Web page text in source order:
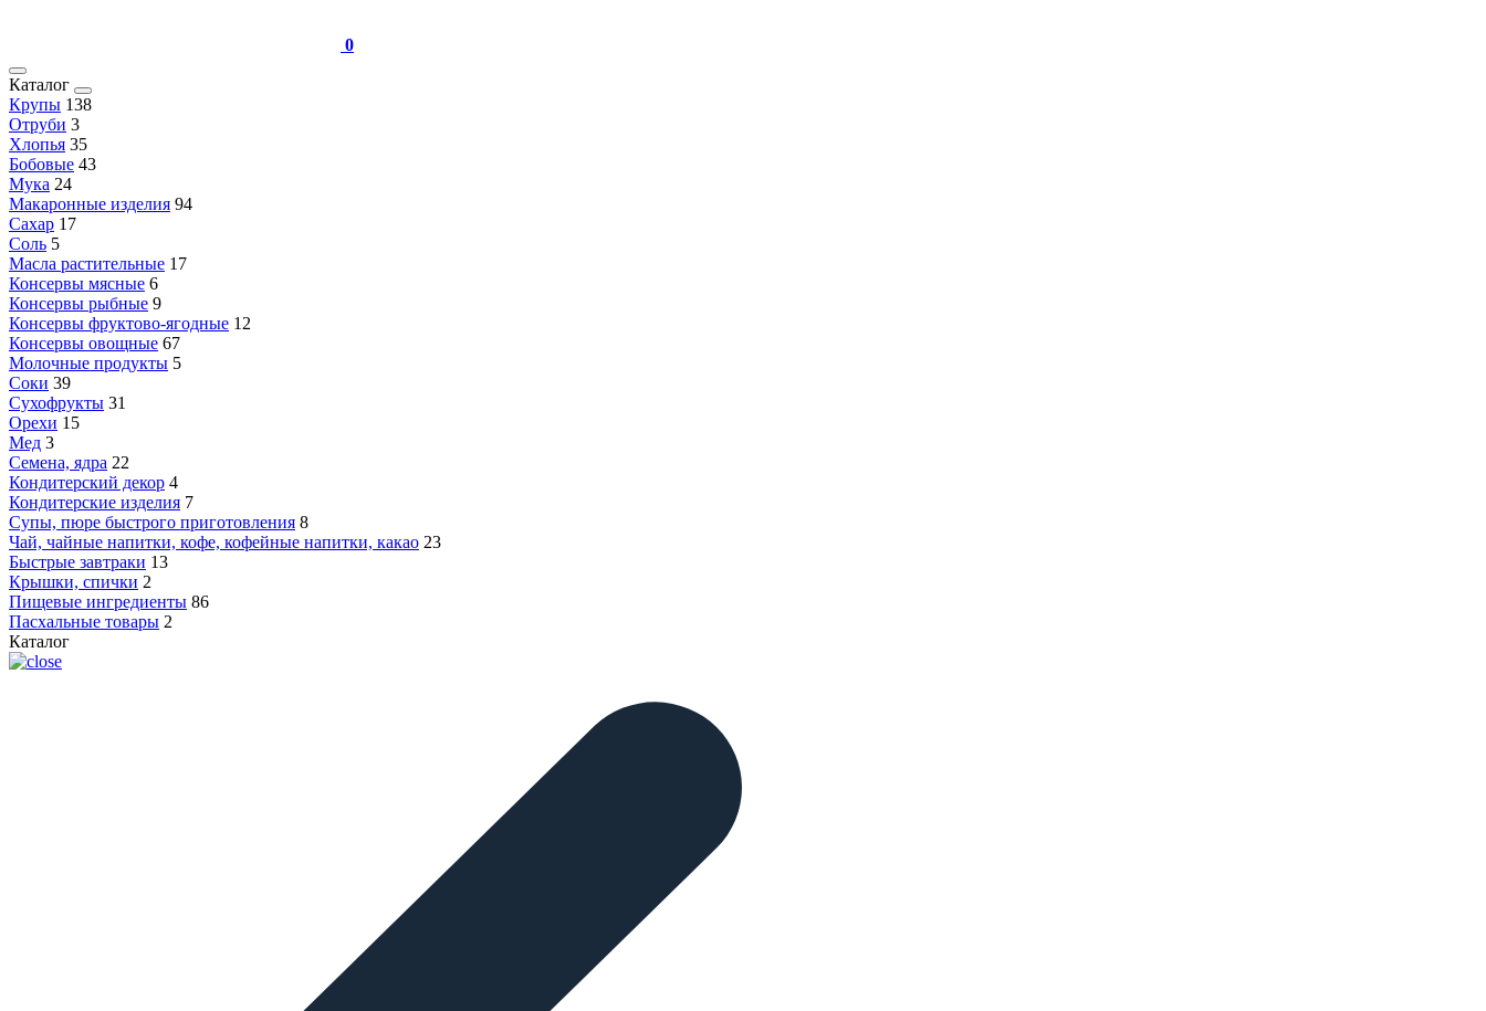
0
Каталог
Крупы 138
Отруби 3
Хлопья 35
Бобовые 43
Мука 24
Макаронные изделия 94
Сахар 17
Соль 5
Масла растительные 17
Консервы мясные 6
Консервы рыбные 9
Консервы фруктово-ягодные 12
Консервы овощные 67
Молочные продукты 5
Соки 39
Сухофрукты 31
Орехи 15
Мед 3
Семена, ядра 22
Кондитерский декор 4
Кондитерские изделия 7
Супы, пюре быстрого приготовления 8
Чай, чайные напитки, кофе, кофейные напитки, какао 23
Быстрые завтраки 13
Крышки, спички 2
Пищевые ингредиенты 86
Пасхальные товары 2
Каталог